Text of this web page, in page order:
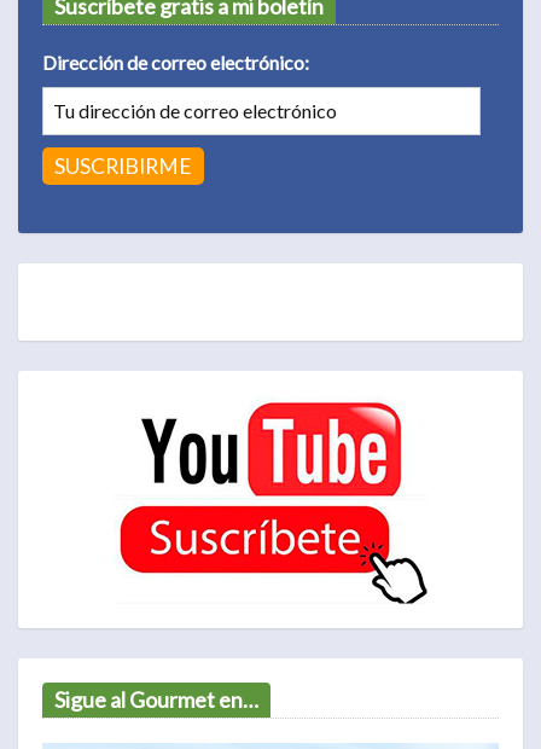
Suscríbete gratis a mi boletín
Dirección de correo electrónico:
Sigue al Gourmet en…